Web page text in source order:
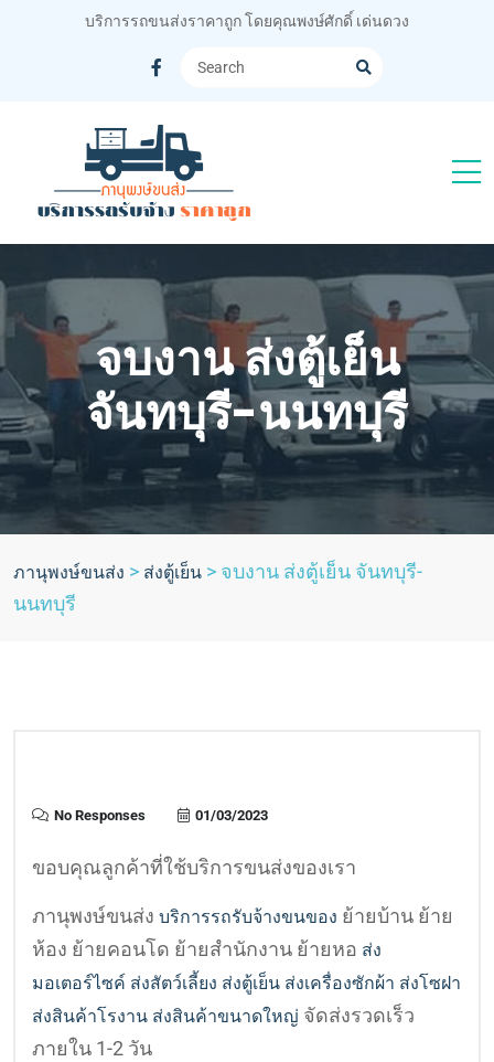
บริการรถขนส่งราคาถูก โดยคุณพงษ์ศักดิ์ เด่นดวง
จบงาน ส่งตู้เย็น
จันทบุรี-นนทบุรี
ภานุพงษ์ขนส่ง > ส่งตู้เย็น > จบงาน ส่งตู้เย็น จันทบุรี-
นนทบุรี
No Responses 01/03/2023
ขอบคุณลูกค้าที่ใช้บริการขนส่งของเรา
ภานุพงษ์ขนส่ง บริการรถรับจ้างขนของ ย้ายบ้าน ย้าย
ห้อง ย้ายคอนโด ย้ายสำนักงาน ย้ายหอ ส่ง
มอเตอร์ไซค์ ส่งสัตว์เลี้ยง ส่งตู้เย็น ส่งเครื่องซักผ้า ส่งโซฝา
ส่งสินค้าโรงาน ส่งสินค้าขนาดใหญ่ จัดส่งรวดเร็ว
ภายใน 1-2 วัน